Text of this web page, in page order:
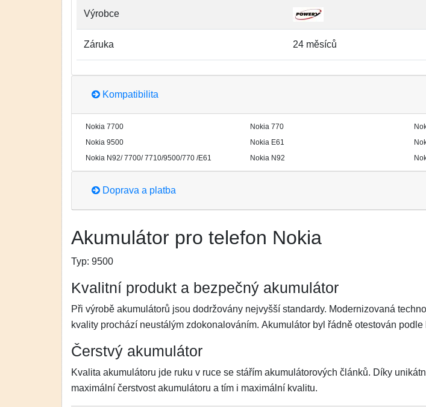
Výrobce
Záruka 24 měsíců
Kompatibilita
Nokia 7700 Nokia 770
Nokia 9500
Nokia E61
Nokia N92/ 7700/ 7710/9500/770 /E61
Nokia N92
Doprava a platba
Akumulátor pro telefon Nokia
Typ: 9500
Kvalitní produkt a bezpečný akumulátor
Při výrobě akumulátorů jsou dodržovány nejvyšší standardy. Modernizovaná
kvality prochází neustálým zdokonalováním. Akumulátor byl řádně otestován
Čerstvý akumulátor
Kvalita akumulátoru jde ruku v ruce se stářím akumulátorových článků. Díky
maximální čerstvost akumulátoru a tím i maximální kvalitu.